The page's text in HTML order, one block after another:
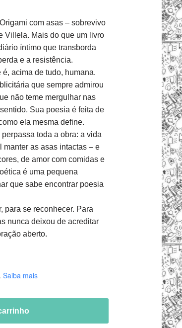
com asas – sobrevivo
Villela. Mais do que um livro
íntimo que transborda
e a resistência.
acima de tudo, humana.
que sempre admirou
não teme mergulhar nas
Sua poesia é feita de
ela mesma define.
perpassa toda a obra: a vida
manter as asas intactas – e
de amor com comidas e
é uma pequena
que sabe encontrar poesia
para se reconhecer. Para
nunca deixou de acreditar
aberto.
Saiba mais